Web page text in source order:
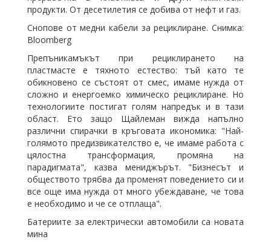
продукти. От десетилетия се добива от нефт и газ.
Снопове от медни кабели за рециклиране. Снимка:
Bloomberg
Препъникамъкът при рециклирането на
пластмасте е тяхното естество: тъй като те
обикновено се състоят от смес, имаме нужда от
сложно и енергоемко химическо рециклиране. Но
технологиите постигат голям напредък и в тази
област. Ето защо Щайлеман вижда напълно
различни спирачки в кръговата икономика: "Най-
голямото предизвикателство е, че имаме работа с
цялостна трансформация, промяна на
парадигмата", казва мениджърът. "Бизнесът и
обществото трябва да променят поведението си и
все още има нужда от много убеждаване, че това
е необходимо и че се отплаща".
Батериите за електрически автомобили са новата
мина